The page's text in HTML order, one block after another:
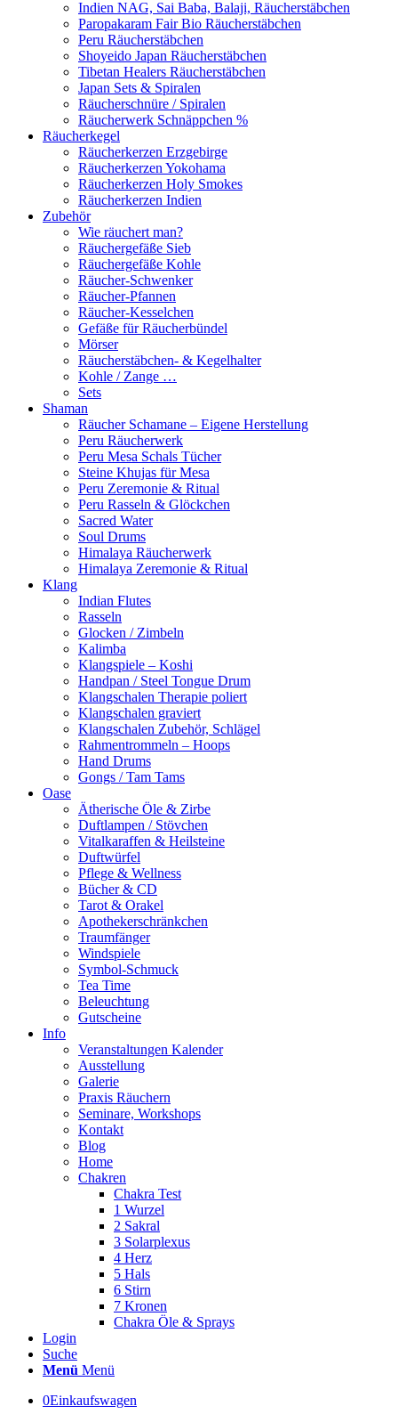
Indien NAG, Sai Baba, Balaji, Räucherstäbchen
Paropakaram Fair Bio Räucherstäbchen
Peru Räucherstäbchen
Shoyeido Japan Räucherstäbchen
Tibetan Healers Räucherstäbchen
Japan Sets & Spiralen
Räucherschnüre / Spiralen
Räucherwerk Schnäppchen %
Räucherkegel
Räucherkerzen Erzgebirge
Räucherkerzen Yokohama
Räucherkerzen Holy Smokes
Räucherkerzen Indien
Zubehör
Wie räuchert man?
Räuchergefäße Sieb
Räuchergefäße Kohle
Räucher-Schwenker
Räucher-Pfannen
Räucher-Kesselchen
Gefäße für Räucherbündel
Mörser
Räucherstäbchen- & Kegelhalter
Kohle / Zange …
Sets
Shaman
Räucher Schamane – Eigene Herstellung
Peru Räucherwerk
Peru Mesa Schals Tücher
Steine Khujas für Mesa
Peru Zeremonie & Ritual
Peru Rasseln & Glöckchen
Sacred Water
Soul Drums
Himalaya Räucherwerk
Himalaya Zeremonie & Ritual
Klang
Indian Flutes
Rasseln
Glocken / Zimbeln
Kalimba
Klangspiele – Koshi
Handpan / Steel Tongue Drum
Klangschalen Therapie poliert
Klangschalen graviert
Klangschalen Zubehör, Schlägel
Rahmentrommeln – Hoops
Hand Drums
Gongs / Tam Tams
Oase
Ätherische Öle & Zirbe
Duftlampen / Stövchen
Vitalkaraffen & Heilsteine
Duftwürfel
Pflege & Wellness
Bücher & CD
Tarot & Orakel
Apothekerschränkchen
Traumfänger
Windspiele
Symbol-Schmuck
Tea Time
Beleuchtung
Gutscheine
Info
Veranstaltungen Kalender
Ausstellung
Galerie
Praxis Räuchern
Seminare, Workshops
Kontakt
Blog
Home
Chakren
Chakra Test
1 Wurzel
2 Sakral
3 Solarplexus
4 Herz
5 Hals
6 Stirn
7 Kronen
Chakra Öle & Sprays
Login
Suche
Menü Menü
0Einkaufswagen